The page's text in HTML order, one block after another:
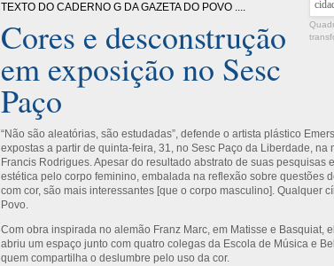
TEXTO DO CADERNO G DA GAZETA DO POVO ....
Cores e desconstrução
em exposição no Sesc
Paço
“Não são aleatórias, são estudadas”, defende o artista plástico
expostas a partir de quinta-feira, 31, no Sesc Paço da Liberdade, na
Francis Rodrigues. Apesar do resultado abstrato de suas pesquisas
estética pelo corpo feminino, embalada na reflexão sobre questões
com cor, são mais interessantes [que o corpo masculino]. Qualquer
Povo.
Com obra inspirada no alemão Franz Marc, em Matisse e Basquiat,
abriu um espaço junto com quatro colegas da Escola de Música e
quem compartilha o deslumbre pelo uso da cor.